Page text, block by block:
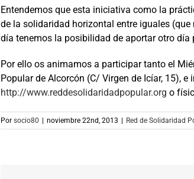
Entendemos que esta iniciativa como la
de la solidaridad horizontal entre iguales
día tenemos la posibilidad de aportar otro día
Por ello os animamos a participar tanto el
Popular de Alcorcón (C/ Virgen de Icíar, 15),
http://www.reddesolidaridadpopular.org o
Por socio80 noviembre 22nd, 2013 Red de Solidaridad